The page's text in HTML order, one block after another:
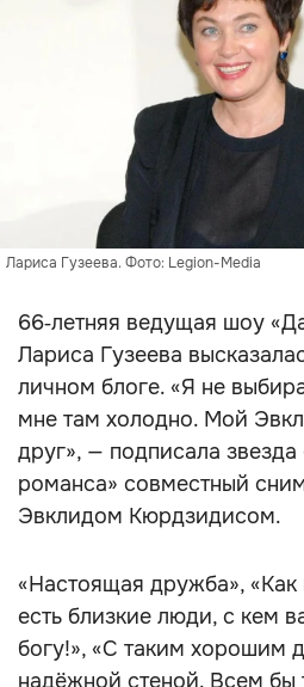
Лариса Гузеева. Фото: Legion-Media
66‑летняя ведущая шоу
Лариса Гузеева
личном блоге. «Я не
мне там холодно. Мой
друг», — подписала звезда
романса» совместный
Эвклидом Кюрдзидисом.
«Настоящая дружба», «Как
есть близкие люди, с кем
богу!», «С таким хорошим
надёжной стеной. Всем бы